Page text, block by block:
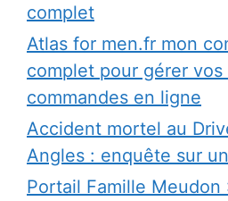
complet
Atlas for men.fr mon
complet pour gérer
commandes en ligne
Accident mortel au
Angles : enquête sur
Portail Famille